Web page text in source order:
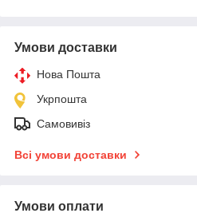
Умови доставки
Нова Пошта
Укрпошта
Самовивіз
Всі умови доставки
Умови оплати